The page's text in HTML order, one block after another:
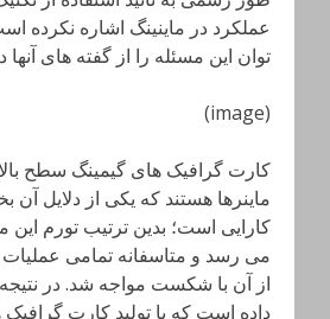
عملکرد در ماینینگ اشاره نکرده
توان این مسئله را از گفته های
(image)
کارت گرافیک های گیمینگ سطح
ماینرها هستند که یکی از دلایل
می رسد و متاسفانه تمامی
از آن با شکست مواجه شد. در
داده است که با تولید کارت